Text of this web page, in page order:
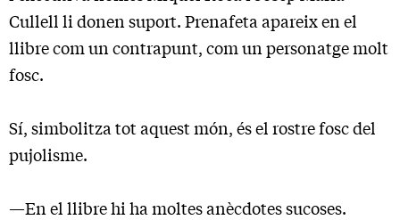
Cullell li donen suport. Prenafeta apareix en el
llibre com un contrapunt, com un personatge molt
fosc.
Sí, simbolitza tot aquest món, és el rostre fosc del
pujolisme.
—En el llibre hi ha moltes anècdotes sucoses.